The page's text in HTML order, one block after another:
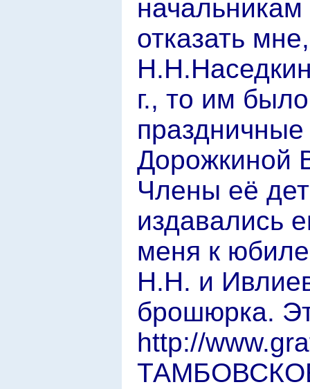
начальникам
отказать
г., то им
Дорожкиной
Члены её
издавались
меня к
Н.Н. и
брошюрка.
http://